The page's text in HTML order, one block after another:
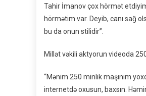
Tahir İmanov çox hörmət
hörmətim var. Deyib, canı sağ
bu da onun stilidir”.
Millət vəkili aktyorun videoda
“Mənim 250 minlik maşınım
internetdə oxusun, baxsın.